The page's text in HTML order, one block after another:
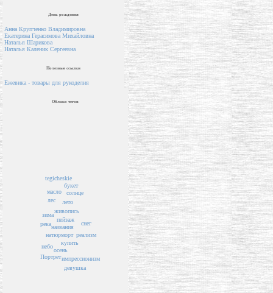
День рождения
Анна Крупченко Владимировна
Екатерина Герасимова Михайловна
Наталья Шарикова
Наталья Каленик Сергеевна
Полезные ссылки
Ежевика - товары для рукоделия
Облако тегов
пейзаж
названия
живопись
лето
натюрморт
купить
солнце
лес
зима
осень
букет
масло
река снег
tegicheskie
реализм
небо
импрессионизм
Портрет
девушка